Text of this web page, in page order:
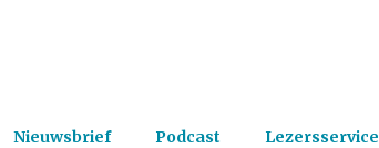
Nieuwsbrief Podcast Lezersservice